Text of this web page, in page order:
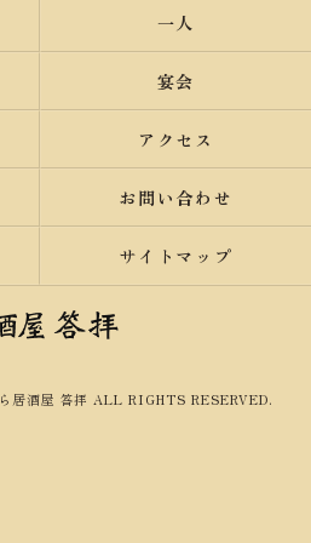
一人
宴会
アクセス
お問い合わせ
サイトマップ
居酒屋 答拝 ALL RIGHTS RESERVED.